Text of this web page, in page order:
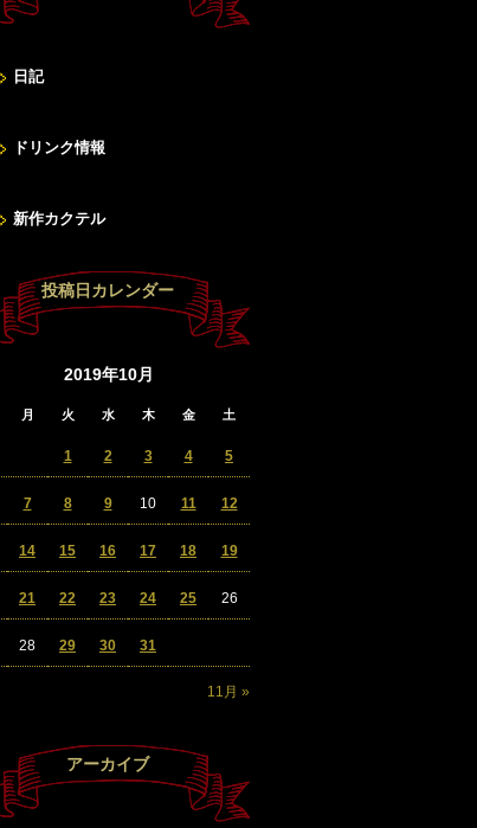
日記
ドリンク情報
新作カクテル
投稿日カレンダー
2019年10月
月 火 水 木 金 土
11月 »
1 2 3 4 5
7 8 9 10 11 12
14 15 16 17 18 19
21 22 23 24 25 26
28 29 30 31
アーカイブ